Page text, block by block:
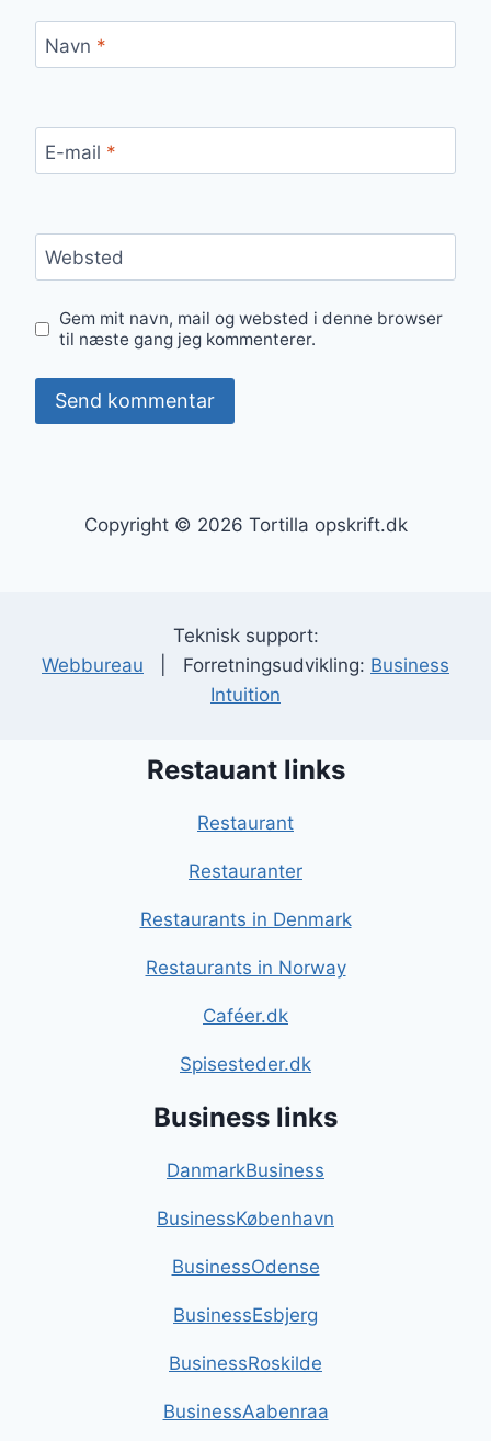
Navn *
E-mail *
Websted
Gem mit navn, mail og websted i denne browser
til næste gang jeg kommenterer.
Copyright © 2026 Tortilla opskrift.dk
Teknisk support:
Webbureau | Forretningsudvikling: Business
Intuition
Restauant links
Restaurant
Restauranter
Restaurants in Denmark
Restaurants in Norway
Caféer.dk
Spisesteder.dk
Business links
DanmarkBusiness
BusinessKøbenhavn
BusinessOdense
BusinessEsbjerg
BusinessRoskilde
BusinessAabenraa